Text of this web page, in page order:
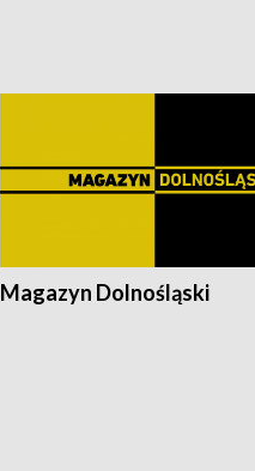
Magazyn Dolnośląski